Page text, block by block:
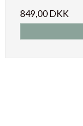
849,00 DKK